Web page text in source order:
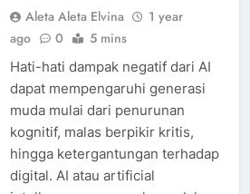
Aleta Aleta Elvina
1 year
ago
0 5 mins
Hati-hati dampak negatif dari AI
dapat mempengaruhi generasi
muda mulai dari penurunan
kognitif, malas berpikir kritis,
hingga ketergantungan terhadap
digital. AI atau artificial